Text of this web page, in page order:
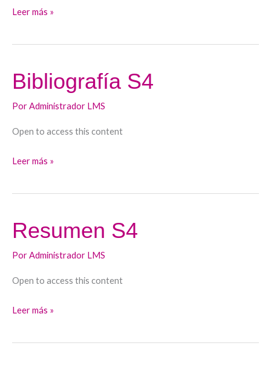
Leer más »
Bibliografía S4
PorAdministrador LMS
Open to access this content
Bibliografía
S4
Leer más »
Resumen S4
PorAdministrador LMS
Open to access this content
Resumen
S4
Leer más »